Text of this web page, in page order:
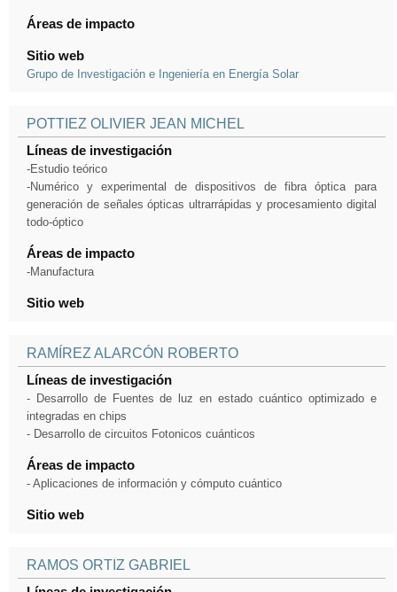
Áreas de impacto
Sitio web
Grupo de Investigación e Ingeniería en Energía Solar
POTTIEZ OLIVIER JEAN MICHEL
Líneas de investigación
-Estudio teórico
-Numérico y experimental de dispositivos de fibra óptica para
generación de señales ópticas ultrarrápidas y procesamiento digital
todo-óptico
Áreas de impacto
-Manufactura
Sitio web
RAMÍREZ ALARCÓN ROBERTO
Líneas de investigación
- Desarrollo de Fuentes de luz en estado cuántico optimizado e
integradas en chips
- Desarrollo de circuitos Fotonicos cuánticos
Áreas de impacto
- Aplicaciones de información y cómputo cuántico
Sitio web
RAMOS ORTIZ GABRIEL